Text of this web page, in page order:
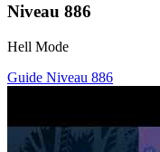
Niveau 886
Hell Mode
Guide Niveau 886